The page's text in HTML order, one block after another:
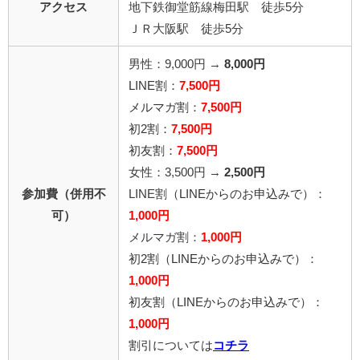
アクセス
地下鉄御堂筋線梅田駅 徒歩5分
ＪＲ大阪駅 徒歩5分
参加費（併用不
可）
男性：9,000円 → 8,000円
LINE割： 7,500円
メルマガ割： 7,500円
初2割： 7,500円
初友割： 7,500円
女性：3,500円 → 2,500円
LINE割
（LINEからのお申込みで）
：
1,000円
メルマガ割： 1,000円
初2割（LINEからのお申込みで）：
1,000円
初友割（LINEからのお申込みで）：
1,000円
割引については コチラ